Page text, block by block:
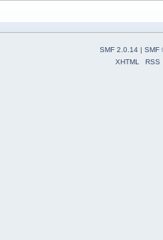
SMF 2.0.14 SMF
XHTML
RSS